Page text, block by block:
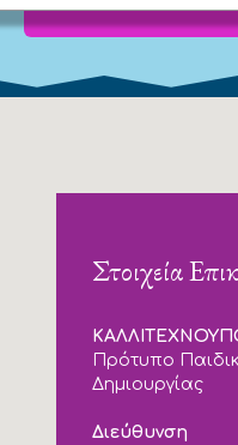
Στοιχεία
Πρότυπο
Δημιουργίας
Διεύθυνση